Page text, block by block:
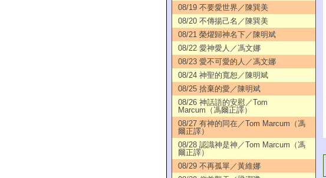
08/19 不要愛世界／陳巽美
08/20 不傳揚己名／陳巽美
08/21 榮燿歸神名下／陳明斌
08/22 愛神愛人／馮文娜
08/23 愛不可愛的人／馮文娜
08/24 神聖的寬恕／陳明斌
08/25 捨棄的愛／陳明斌
08/26 神話語的安慰／Tom
Marcum（馮爾正譯）
08/27 有神的同在／Tom Marcum（馮
爾正譯）
08/28 認識神是神／Tom Marcum（馮
爾正譯）
08/29 不再孤單／黃維娜